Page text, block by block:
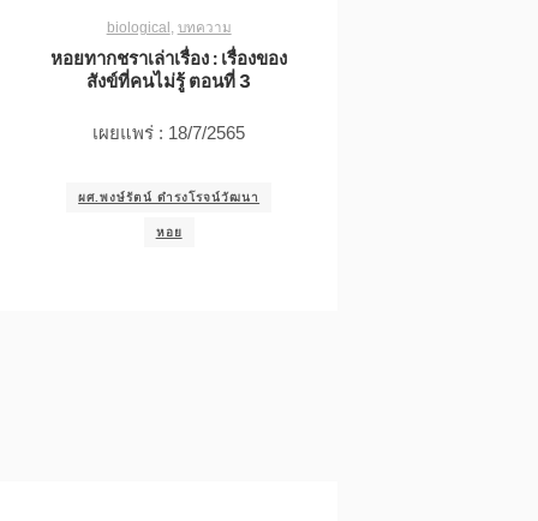
biological บทความ
หอยทากชราเล่าเรื่อง : เรื่องของ
สังข์ที่คนไม่รู้ ตอนที่ 3
เผยแพร่ : 18/7/2565
ผศ.พงษ์รัตน์ ดำรงโรจน์วัฒนา
หอย